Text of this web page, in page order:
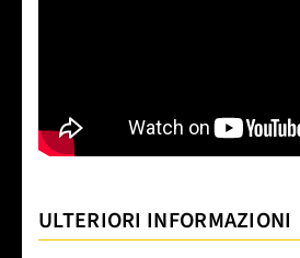
ULTERIORI INFORMAZIONI